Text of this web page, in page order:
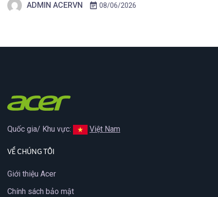
ADMIN ACERVN
08/06/2026
Quốc gia/ Khu vực: Việt Nam
VỀ CHÚNG TÔI
Giới thiệu Acer
Chính sách bảo mật